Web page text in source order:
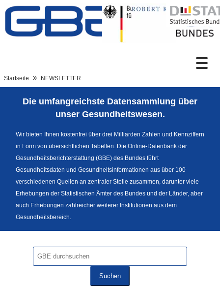
Zum Inhalt
Sprachumschaltung
Fußzeile
Startseite NEWSLETTER
Die umfangreichste Datensammlung über
unser Gesundheitswesen.
Wir bieten Ihnen kostenfrei über drei Milliarden Zahlen und Kennziffern
in Form von übersichtlichen Tabellen. Die Online-Datenbank der
Gesundheitsberichterstattung (GBE) des Bundes führt
Gesundheitsdaten und Gesundheitsinformationen aus über 100
verschiedenen Quellen an zentraler Stelle zusammen, darunter viele
Erhebungen der Statistischen Ämter des Bundes und der Länder, aber
auch Erhebungen zahlreicher weiterer Institutionen aus dem
Gesundheitsbereich.
Suchen